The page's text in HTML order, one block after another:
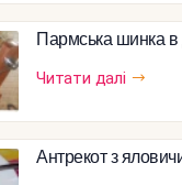
Пармська шинка
Читати далі
Антрекот з